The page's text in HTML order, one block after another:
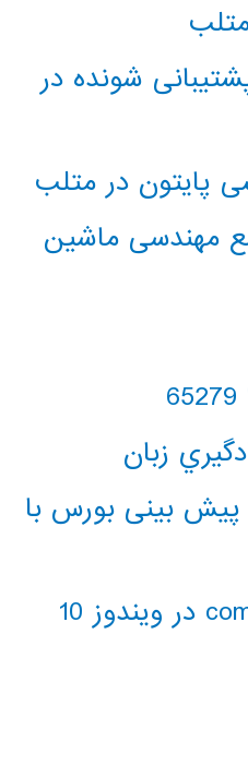
متلب
شونده در
پایتون در متلب
مهندسی ماشین
زبان
بینی بورس با